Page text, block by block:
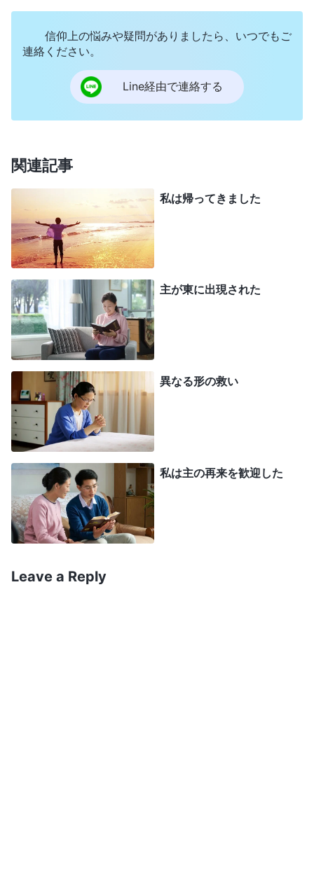
した。しかし、教会の牧師が私に植え付けた観念が
第一印象として最も強く残っていたため、母がそう
言ったにもかかわらず、私は信じようとはしません
ていたので一緒に行きました。そこでは、中国の東
北部から来た中年の女性が「終わりの日は既に来て
います。主なるイエス様は肉となって既に戻ってこ
られ、私たちの間に暮らして、
をしていらっしゃいます。現在恵みの時代の教会
は、もはや聖霊の働きを宿しておらず、どこも完全
に荒廃してしまっています…。」と言っていまし
た。しかし、私の心は既に閉ざされていたので、私
はまだ主なるイエス様は男性であり、イエス様がお
戻りになる時は、当然男性としてお戻りになるだろ
うと思っていました。それで私は女性の話している
事を基本的に信じはせず、中国を出る時までずっ
と、とても面食らった思いでいました。主なるイエ
ス様が女性としてお戻りになることなどあるだろう
か？私は、母が間違った道を歩んでいるのではない
かと心配になりました。しかし、私にできることは
「主なるイエス様！母を守り、間違った道を歩まな
いようにしてください。あなたの懐にお導きにな
だけでした。
信仰上の悩みや疑問がありましたら、いつでもご
連絡ください。
Line経由で連絡する
関連記事
私は帰ってきました
主が東に出現された
異なる形の救い
私は主の再来を歓迎した
Leave a Reply